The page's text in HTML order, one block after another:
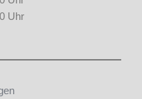
Uhr